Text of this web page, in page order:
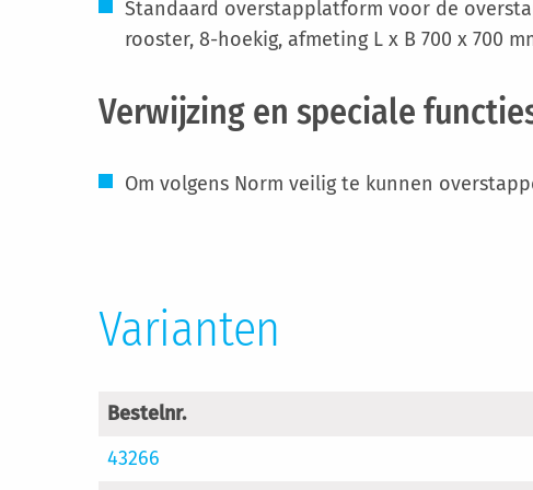
Standaard overstapplatform voor de
rooster, 8-hoekig, afmeting L x B 700 x 700
Verwijzing en speciale
Om volgens Norm veilig te kunnen
Varianten
Bestelnr.
43266